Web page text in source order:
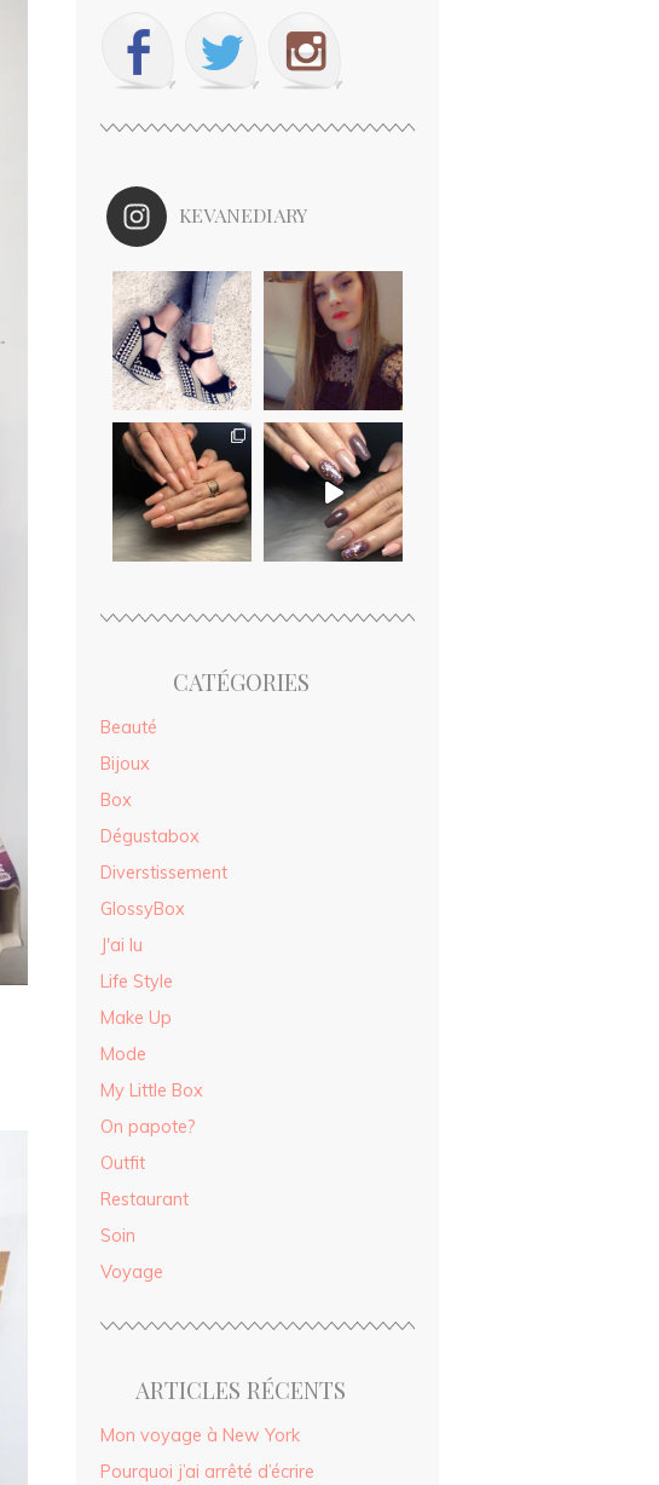
KEVANEDIARY
CATÉGORIES
Beauté
Bijoux
Box
Dégustabox
Diverstissement
GlossyBox
J'ai lu
Life Style
Make Up
Mode
My Little Box
On papote?
Outfit
Restaurant
Soin
Voyage
ARTICLES RÉCENTS
Mon voyage à New York
Pourquoi j’ai arrêté d’écrire